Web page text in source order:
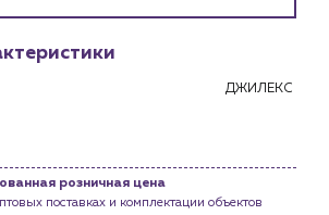
магазинам
ДЖИЛЕКС
розничная цена
поставках и комплектации объектов